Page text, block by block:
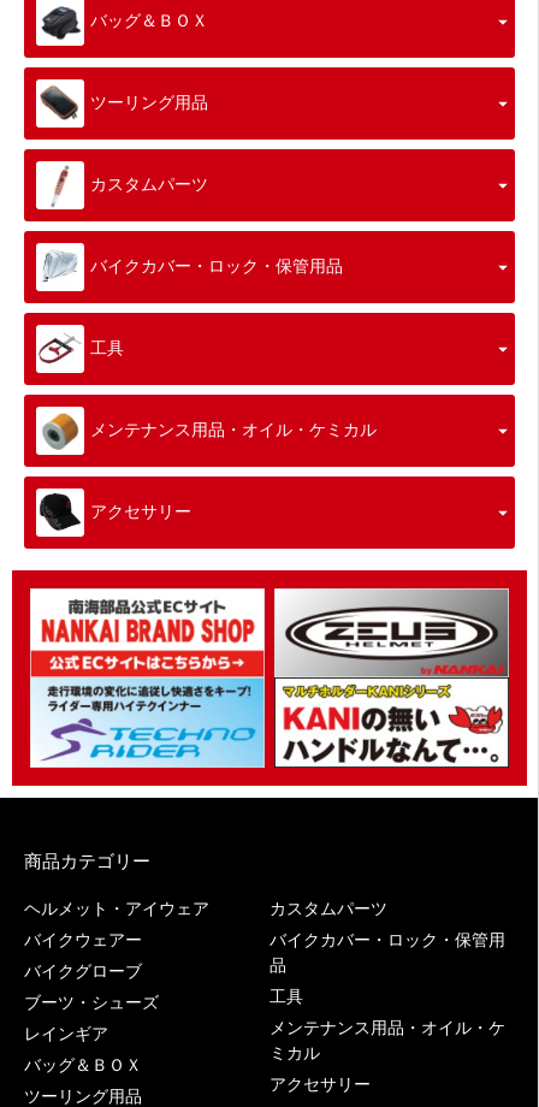
バッグ＆ＢＯＸ
ツーリング用品
カスタムパーツ
バイクカバー・ロック・保管用品
工具
メンテナンス用品・オイル・ケミカル
アクセサリー
商品カテゴリー
ヘルメット・アイウェア
バイクウェアー
バイクグローブ
ブーツ・シューズ
レインギア
バッグ＆ＢＯＸ
ツーリング用品
カスタムパーツ
バイクカバー・ロック・保管用
品
工具
メンテナンス用品・オイル・ケ
ミカル
アクセサリー